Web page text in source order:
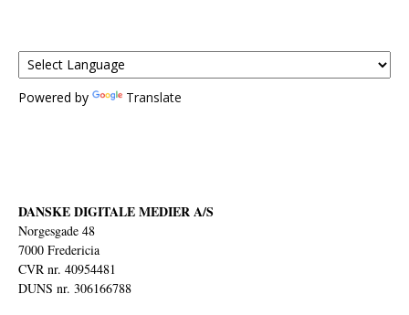
Powered by Translate
DANSKE DIGITALE MEDIER A/S
Norgesgade 48
7000 Fredericia
CVR nr. 40954481
DUNS nr. 306166788